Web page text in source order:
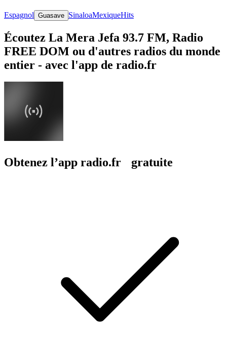
Espagnol Guasave SinaloaMexiqueHits
Écoutez La Mera Jefa 93.7 FM, Radio
FREE DOM ou d'autres radios du monde
entier - avec l'app de radio.fr
Obtenez l’app radio.fr gratuite